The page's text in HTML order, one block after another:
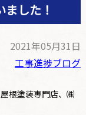
した！
2021年05月31日
工事進捗ブログ
根塗装専門店、㈱